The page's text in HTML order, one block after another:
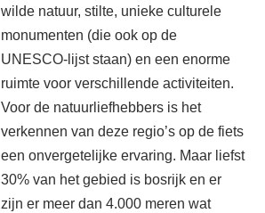
wilde natuur, stilte, unieke culturele
monumenten (die ook op de
UNESCO-lijst staan) en een enorme
ruimte voor verschillende activiteiten.
Voor de natuurliefhebbers is het
verkennen van deze regio’s op de fiets
een onvergetelijke ervaring. Maar liefst
30% van het gebied is bosrijk en er
zijn er meer dan 4.000 meren wat